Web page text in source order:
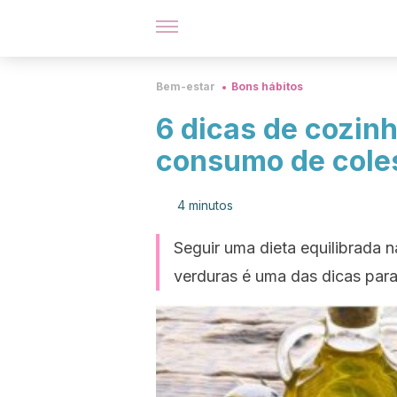
Bem-estar Bons hábitos
6 dicas de
consumo de
4 minutos
Seguir uma dieta equilibrada
verduras é uma das dicas